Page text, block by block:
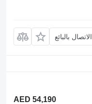
الاتصال بالبائع
AED 54,190